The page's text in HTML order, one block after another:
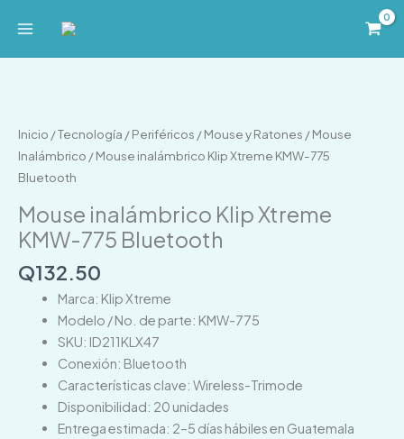
Inicio /Tecnología /Periféricos /Mouse y Ratones /Mouse
Inalámbrico / Mouse inalámbrico Klip Xtreme KMW-775
Bluetooth
Mouse inalámbrico Klip Xtreme
KMW-775 Bluetooth
Q132.50
Marca: Klip Xtreme
Modelo / No. de parte: KMW-775
SKU: ID211KLX47
Conexión: Bluetooth
Características clave: Wireless-Trimode
Disponibilidad: 20 unidades
Entrega estimada: 2–5 días hábiles en Guatemala
Klip
Xtreme
KMW-
Bluetooth
cantidad